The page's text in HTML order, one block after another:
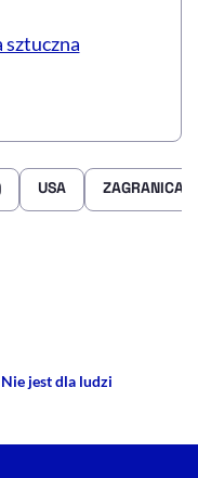
sztuczna
USA ZAGRANICA
jest dla ludzi